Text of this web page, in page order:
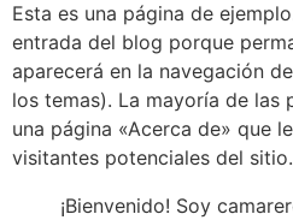
Esta es una página de
entrada del blog porque
aparecerá en la navegación
los temas). La mayoría de las
una página «Acerca de» que
visitantes potenciales del
¡Bienvenido! Soy